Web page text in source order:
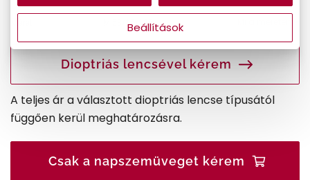
58/15/135
Dioptriás lencsével kérem
A teljes ár a választott dioptriás lencse típusától
függően kerül meghatározásra.
Csak a napszemüveget kérem
Beállítások